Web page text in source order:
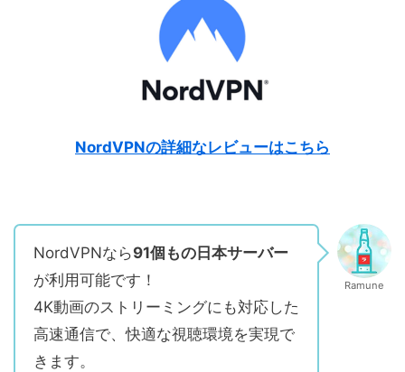
NordVPNの詳細なレビューはこちら
NordVPNなら91個もの日本サーバー
が利用可能です！
4K動画のストリーミングにも対応した
高速通信で、快適な視聴環境を実現で
きます。
Ramune